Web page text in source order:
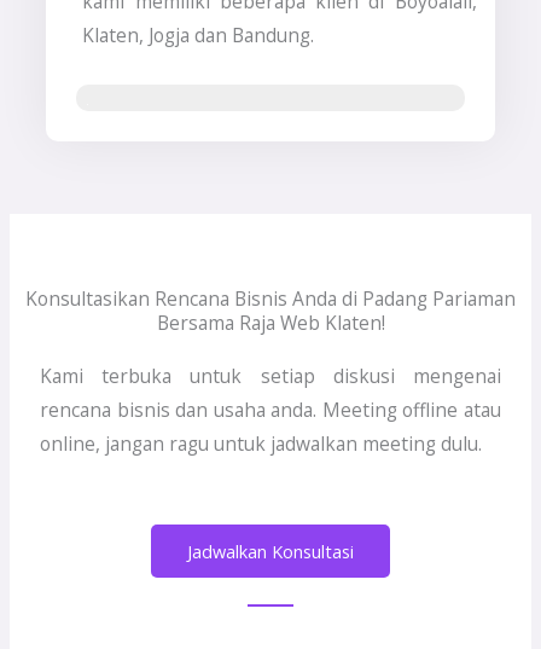
Klaten, Jogja dan Bandung.
Konsultasikan Rencana Bisnis Anda di Padang Pariaman
Bersama Raja Web Klaten!
Kami terbuka untuk setiap diskusi mengenai
rencana bisnis dan usaha anda. Meeting offline atau
online, jangan ragu untuk jadwalkan meeting dulu.
Jadwalkan Konsultasi